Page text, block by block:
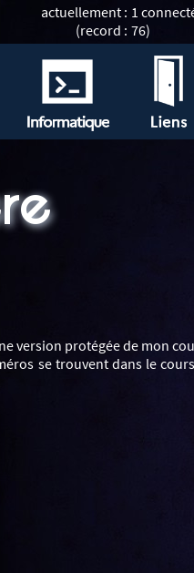
actuellement :
(record :
1
76)
version protégée de mon
se trouvent dans le